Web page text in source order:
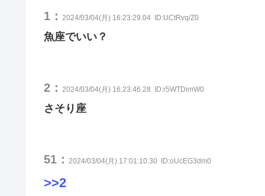
1： 2024/03/04(月) 16:23:29.04 ID:UCtRvq/Z0
魚座でいい？
2： 2024/03/04(月) 16:23:46.28 ID:r5WTDimW0
さそり座
51： 2024/03/04(月) 17:01:10.30 ID:oUcEG3dm0
>>2